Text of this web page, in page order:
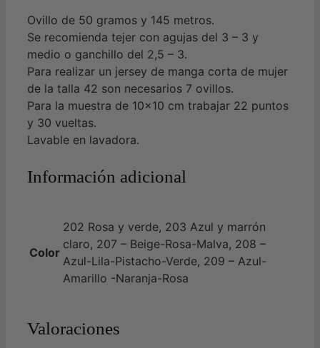
Ovillo de 50 gramos y 145 metros.
Se recomienda tejer con agujas del 3 – 3 y
medio o ganchillo del 2,5 – 3.
Para realizar un jersey de manga corta de mujer
de la talla 42 son necesarios 7 ovillos.
Para la muestra de 10×10 cm trabajar 22 puntos
y 30 vueltas.
Lavable en lavadora.
Información adicional
Color
202 Rosa y verde, 203 Azul y marrón
claro, 207 – Beige-Rosa-Malva, 208 –
Azul-Lila-Pistacho-Verde, 209 – Azul-
Amarillo -Naranja-Rosa
Valoraciones